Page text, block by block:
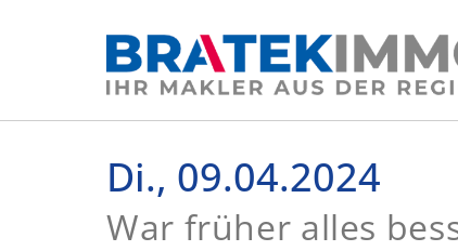
Di., 09.04.2024
War früher alles